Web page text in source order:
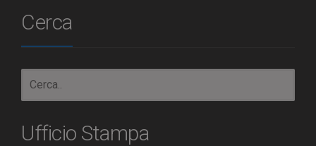
Cerca
Ufficio Stampa